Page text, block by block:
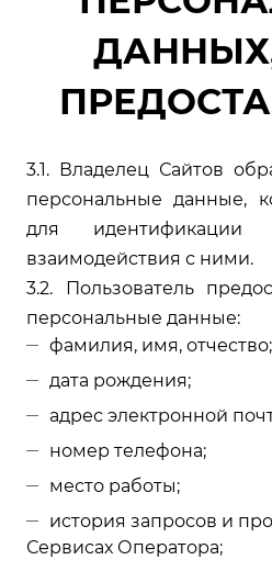
3.1. Владелец Сайтов
персональные данные,
для идентификации
взаимодействия с ними.
3.2. Пользователь
персональные данные:
фамилия, имя, отчество;
дата рождения;
адрес электронной
номер телефона;
место работы;
история запросов и
Сервисах Оператора;